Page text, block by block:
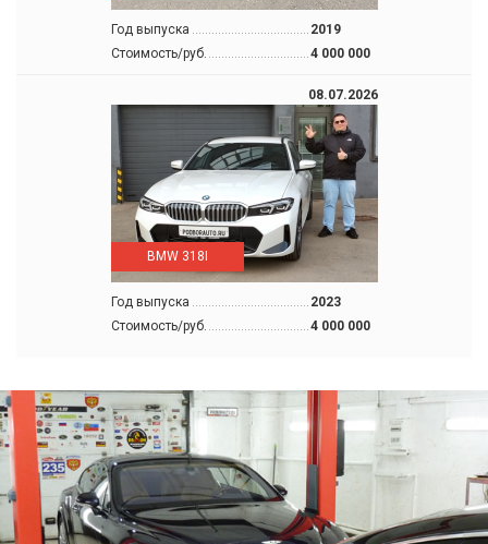
Год выпуска
2019
Стоимость/руб.
4 000 000
08.07.2026
BMW 318I
Год выпуска
2023
Стоимость/руб.
4 000 000